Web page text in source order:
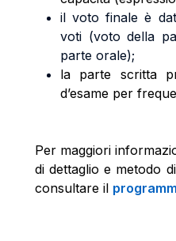
il voto finale è
voti (voto della
parte orale);
la parte scritta
d’esame per
Per maggiori
di dettaglio e metodo
consultare il